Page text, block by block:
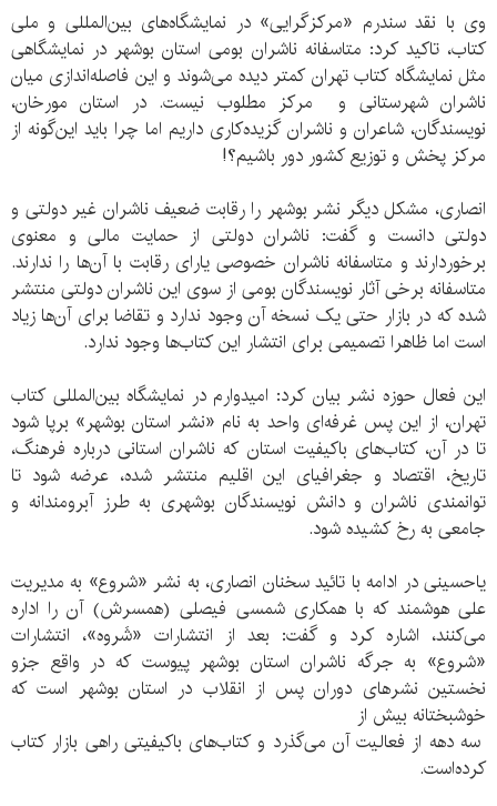
وی با نقد سندرم «مرکزگرایی» در نمایشگاه‌های بین‌المللی و ملی
کتاب، تاکید کرد: متاسفانه ناشران بومی استان بوشهر در نمایشگاهی
مثل نمایشگاه کتاب تهران کمتر دیده می‌شوند و این فاصله‌اندازی میان
ناشران شهرستانی و مرکز مطلوب نیست. در استان مورخان،
نویسندگان، شاعران و ناشران گزیده‌کاری داریم اما چرا باید این‌گونه از
مرکز پخش و توزیع کشور دور باشیم؟!
انصاری، مشکل دیگر نشر بوشهر را رقابت ضعیف ناشران غیر دولتی و
دولتی دانست و گفت: ناشران دولتی از حمایت مالی و معنوی
برخوردارند و متاسفانه ناشران خصوصی یارای رقابت با آن‌ها را ندارند.
متاسفانه برخی آثار نویسندگان بومی از سوی این ناشران دولتی منتشر
شده که در بازار حتی یک نسخه آن وجود ندارد و تقاضا برای آن‌ها زیاد
است اما ظاهرا تصمیمی برای انتشار این کتاب‌‌ها وجود ندارد.
این فعال حوزه نشر بیان کرد: امیدوارم در نمایشگاه بین‌‌المللی کتاب
تهران، از این پس غرفه‌ای واحد به نام «نشر استان بوشهر» برپا شود
تا در آن، کتاب‌های باکیفیت استان که ناشران استانی درباره فرهنگ،
تاریخ، اقتصاد و جغرافیای این اقلیم منتشر شده، عرضه شود تا
توانمندی ناشران و دانش نویسندگان بوشهری به طرز آبرومندانه‌ و
جامعی به رخ کشیده شود.
یاحسینی در ادامه با تائید سخنان انصاری، به نشر «شروع» به مدیریت
علی هوشمند که با همکاری شمسی فیصلی (همسرش) آن را اداره
می‌کنند، اشاره کرد و گفت: بعد از انتشارات «شَروه»، انتشارات
«شروع» به جرگه ناشران استان بوشهر پیوست که در واقع جزو
نخستین نشرهای دوران پس از انقلاب در استان بوشهر است که
خوشبختانه بیش از
سه دهه از فعالیت آن می‌گذرد و کتاب‌های باکیفیتی راهی بازار کتاب
کرده‌است.